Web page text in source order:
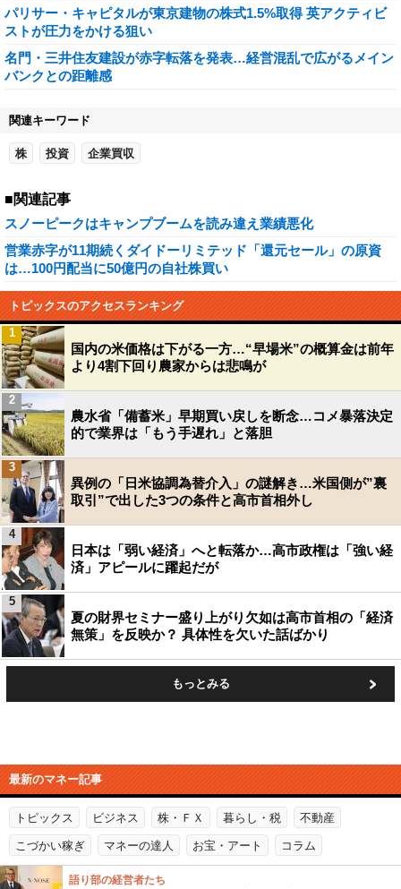
パリサー・キャピタルが東京建物の株式1.5%取得 英アクティビ
ストが圧力をかける狙い
名門・三井住友建設が赤字転落を発表…経営混乱で広がるメイン
バンクとの距離感
関連キーワード
株 投資 企業買収
■関連記事
スノーピークはキャンプブームを読み違え業績悪化
営業赤字が11期続くダイドーリミテッド「還元セール」の原資
は…100円配当に50億円の自社株買い
トピックスのアクセスランキング
国内の米価格は下がる一方…“早場米”の概算金は前年
より4割下回り農家からは悲鳴が
1
農水省「備蓄米」早期買い戻しを断念…コメ暴落決定
的で業界は「もう手遅れ」と落胆
2
異例の「日米協調為替介入」の謎解き…米国側が”裏
取引”で出した3つの条件と高市首相外し
3
日本は「弱い経済」へと転落か…高市政権は「強い経
済」アピールに躍起だが
4
夏の財界セミナー盛り上がり欠如は高市首相の「経済
無策」を反映か？ 具体性を欠いた話ばかり
5
もっとみる
最新のマネー記事
トピックス ビジネス 株・ＦＸ 暮らし・税 不動産
こづかい稼ぎ マネーの達人 お宝・アート コラム
語り部の経営者たち